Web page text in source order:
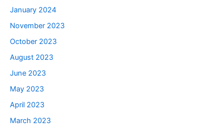
January 2024
November 2023
October 2023
August 2023
June 2023
May 2023
April 2023
March 2023